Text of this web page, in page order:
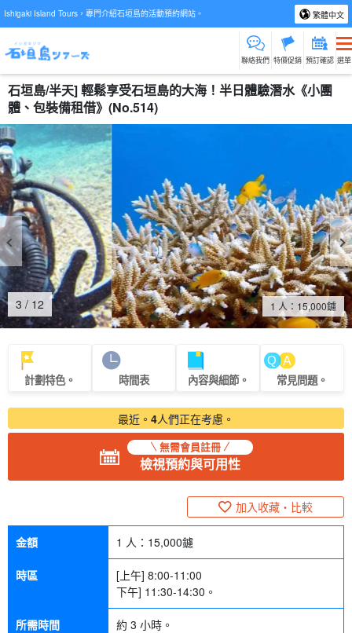
Ishigaki Island Tours，專門介紹石垣島的活動預約網站。 繁體中文
聯絡我們 特價促銷 預訂確認 選單
石垣島/半天] 輕鬆享受石垣島的大海！半日體驗潛水《小團
體、包裝備租借》(No.514)
4 / 12 1 人： 15,000鑢
計劃特色。 時間表 內容與細節。 常見問題。
最近。 4人們正在考慮。
無需會員註冊
檢視預約與可用性
加入收藏・比較
金額 1 人： 15,000鑢
時區
[上午] 8:00-11:00
下午] 11:30-14:30。
所需時間 約 3 小時。